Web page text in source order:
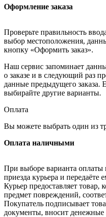
Оформление заказа
Проверьте правильность
выбор местоположения,
кнопку «Оформить заказ».
Наш сервис запоминает
о заказе и в следующий раз
данные предыдущего заказа.
выбирайте другие варианты.
Оплата
Вы можете выбрать один из
Оплата наличными
При выборе варианта
приезда курьера и передаёте
Курьер предоставляет
предмет повреждений,
Покупатель подписывает
документы, вносит денежные